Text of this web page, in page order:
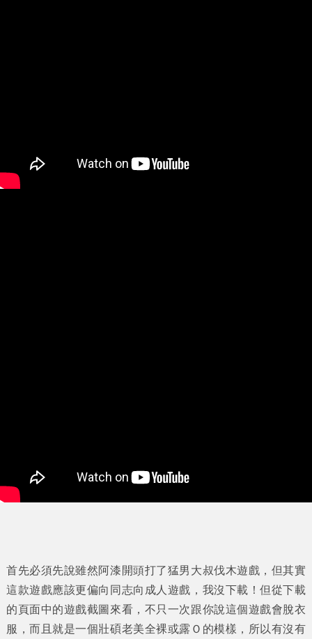
首先必須先說雖然阿漆開頭打了猛男大叔伐木遊戲，但其實
這款遊戲應該更偏向同志向成人遊戲，我沒下載！但從下載
的頁面中的遊戲截圖來看，不只一次跟你說這個遊戲會脫衣
服，而且就是一個壯碩老美全裸或露Ｏ的模樣，所以有沒有